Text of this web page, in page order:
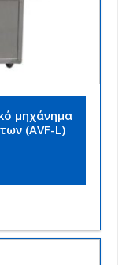
μηχάνημα
(AVF-L)